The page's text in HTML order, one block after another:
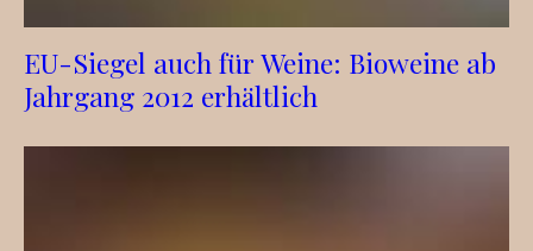
EU-Siegel auch für Weine: Bioweine ab
Jahrgang 2012 erhältlich